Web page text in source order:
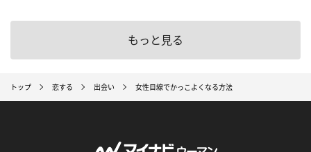
もっと見る
トップ 恋する 出会い 女性目線でかっこよくなる方法